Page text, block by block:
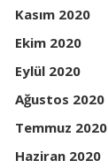
Kasım 2020
Ekim 2020
Eylül 2020
Ağustos 2020
Temmuz 2020
Haziran 2020